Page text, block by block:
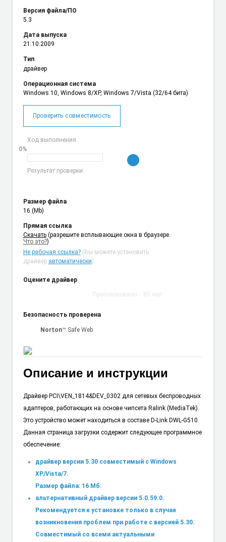
Версия файла/ПО
5.3
Дата выпуска
21.10.2009
Тип
драйвер
Операционная система
Windows 10, Windows 8/XP, Windows 7/Vista (32/64 бита)
Проверить совместимость
Ход выполнения
0%
Результат проверки:
Размер файла
16 (Mb)
Прямая ссылка
Cкачать (разрешите всплывающие окна в браузере.
Что это?)
Не рабочая ссылка?(Вы можете установить
драйвер автоматически)
Оцените драйвер
Проголосовало: 85 чел.
Безопасность проверена
Norton™ Safe Web
Описание и инструкции
Драйвер PCI\VEN_1814&DEV_0302 для сетевых беспроводных
адаптеров, работающих на основе чипсета Ralink (MediaTek).
Это устройство может находиться в составе D-Link DWL-G510.
Данная страница загрузки содержит следующее программное
обеспечение:
драйвер версии 5.30 совместимый с Windows
XP/Vista/7.
Размер файла: 16 Мб.
альтернативный драйвер версии 5.0.59.0.
Рекомендуется к установке только в случае
возникновения проблем при работе с версией 5.30.
Совместимый со всеми актуальными